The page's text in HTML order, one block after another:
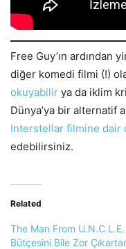
Free Guy’ın ardından
diğer komedi filmi (!)
okuyabilir ya da iklim
Dünya’ya bir alternatif
Interstellar filmine dair
edebilirsiniz.
Related
The Man From U.N.C.L.E.
Bütçesini Bile Zor